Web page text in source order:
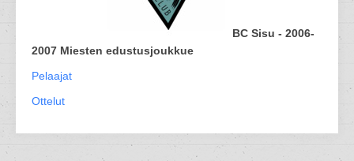
BC Sisu - 2006-
2007 Miesten edustusjoukkue
Pelaajat
Ottelut